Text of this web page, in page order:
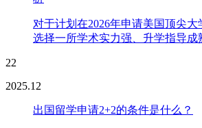
对于计划在2026年申请美国顶尖大
选择一所学术实力强、升学指导成
22
2025.12
出国留学申请2+2的条件是什么？